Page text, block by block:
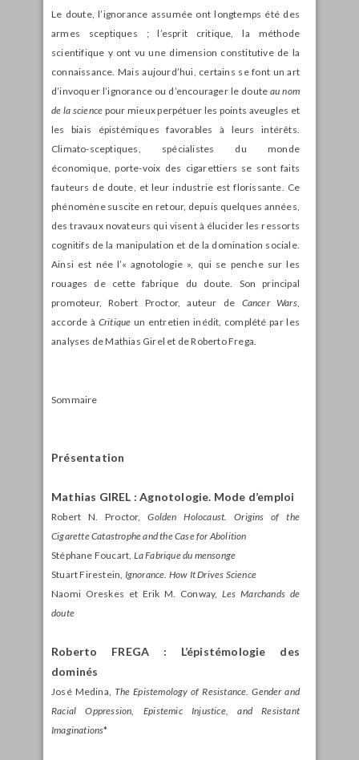
Le doute, l’ignorance assumée ont longtemps été des
armes sceptiques ; l’esprit critique, la méthode
scientifique y ont vu une dimension constitutive de la
connaissance. Mais aujourd’hui, certains se font un art
d’invoquer l’ignorance ou d’encourager le douteau nom
de la science pour mieux perpétuer les points aveugles et
les biais épistémiques favorables à leurs intérêts.
Climato-sceptiques, spécialistes du monde
économique, porte-voix des cigarettiers se sont faits
fauteurs de doute, et leur industrie est florissante. Ce
phénomène suscite en retour, depuis quelques années,
des travaux novateurs qui visent à élucider les ressorts
cognitifs de la manipulation et de la domination sociale.
Ainsi est née l’« agnotologie », qui se penche sur les
rouages de cette fabrique du doute. Son principal
promoteur, Robert Proctor, auteur de Cancer Wars,
accorde à Critique un entretien inédit, complété par les
analyses de Mathias Girel et de Roberto Frega.
Sommaire
Présentation
Mathias GIREL : Agnotologie. Mode d’emploi
Robert N. Proctor,Golden Holocaust. Origins of the
Cigarette Catastrophe and the Case for Abolition
Stéphane Foucart, La Fabrique du mensonge
Stuart Firestein, Ignorance. How It Drives Science
Naomi Oreskes et Erik M. Conway, Les Marchands de
doute
Roberto FREGA : L’épistémologie des
dominés
José Medina, The Epistemology of Resistance. Gender and
Racial Oppression, Epistemic Injustice, and Resistant
Imaginations*